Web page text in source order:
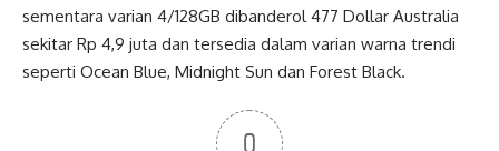
sementara varian 4/128GB dibanderol 477 Dollar Australia
sekitar Rp 4,9 juta dan tersedia dalam varian warna trendi
seperti Ocean Blue, Midnight Sun dan Forest Black.
0